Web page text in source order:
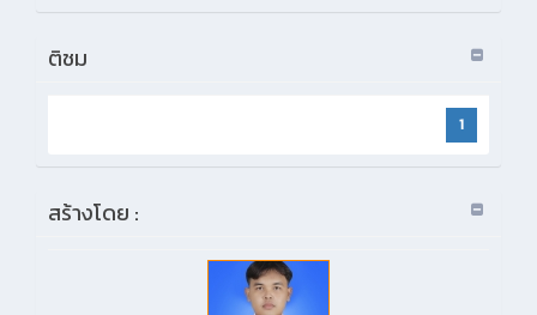
ติชม
1
สร้างโดย :